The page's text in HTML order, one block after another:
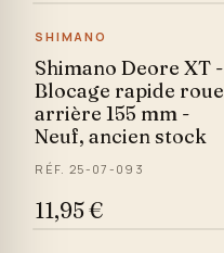
SHIMANO
Shimano Deore XT -
Blocage rapide roue
arrière 155 mm -
Neuf, ancien stock
RÉF. 25-07-093
11,95 €